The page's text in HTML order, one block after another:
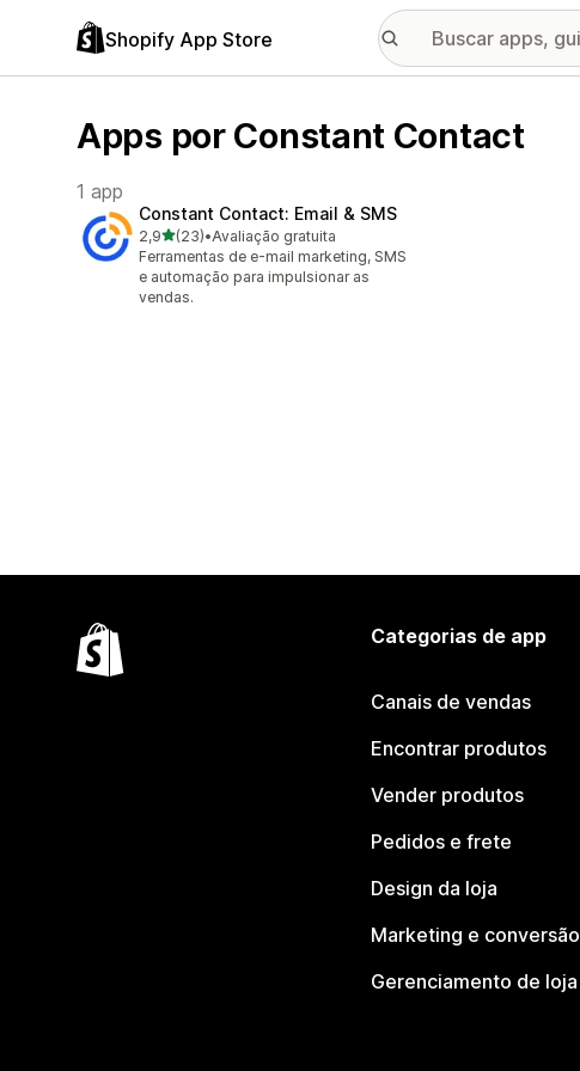
Shopify App Store
Apps por Constant Contact
1 app
Constant Contact: Email & SMS
2,9de 5 estrelas
(23)
23 avaliações ao todo
•Avaliação gratuita
Ferramentas de e-mail marketing, SMS
e automação para impulsionar as
vendas.
Categorias de app
Canais de vendas
Encontrar produtos
Vender produtos
Pedidos e frete
Design da loja
Marketing e conversão
Gerenciamento de loja